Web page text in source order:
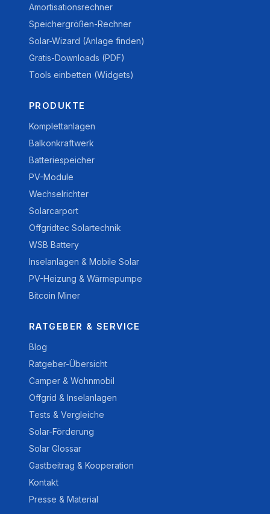
Amortisationsrechner
Speichergrößen-Rechner
Solar-Wizard (Anlage finden)
Gratis-Downloads (PDF)
Tools einbetten (Widgets)
PRODUKTE
Komplettanlagen
Balkonkraftwerk
Batteriespeicher
PV-Module
Wechselrichter
Solarcarport
Offgridtec Solartechnik
WSB Battery
Inselanlagen & Mobile Solar
PV-Heizung & Wärmepumpe
Bitcoin Miner
RATGEBER & SERVICE
Blog
Ratgeber-Übersicht
Camper & Wohnmobil
Offgrid & Inselanlagen
Tests & Vergleiche
Solar-Förderung
Solar Glossar
Gastbeitrag & Kooperation
Kontakt
Presse & Material